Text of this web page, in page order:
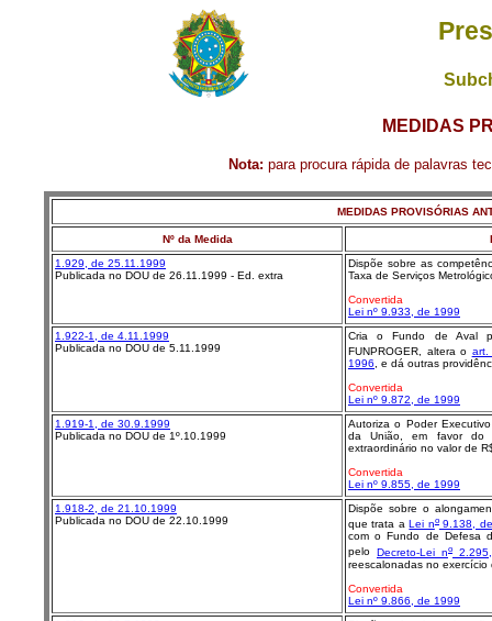
MEDIDAS
Nota: para procura rápida de palavras
MEDIDAS PROVISÓRIAS
Nº da Medida
1.929, de 25.11.1999
Publicada no DOU de 26.11.1999 - Ed. extra
Dispõe sobre as
Taxa de Serviços
Convertida
Lei nº 9.933, de 1999
1.922-1, de 4.11.1999
Publicada no DOU de 5.11.1999
Cria o Fundo de Aval
FUNPROGER, altera o
1996, e dá outras
Convertida
Lei nº 9.872, de 1999
1.919-1, de 30.9.1999
Publicada no DOU de 1º.10.1999
Autoriza o Poder
da União, em favor do
extraordinário no valor de
Convertida
Lei nº 9.855, de 1999
1.918-2, de 21.10.1999
Publicada no DOU de 22.10.1999
Dispõe sobre o
que trata aLei no9.138,
com o Fundo de Defesa
pelo Decreto-Lei no
reescalonadas no
Convertida
Lei nº 9.866, de 1999